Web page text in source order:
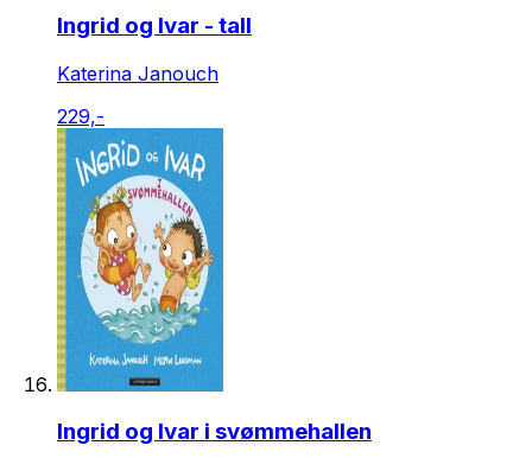
Ingrid og Ivar - tall
Katerina Janouch
229,-
Ingrid og Ivar i svømmehallen